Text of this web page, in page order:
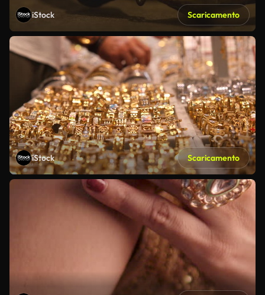
iStock Scaricamento
iStock Scaricamento